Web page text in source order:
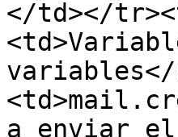
</td></
a enviar